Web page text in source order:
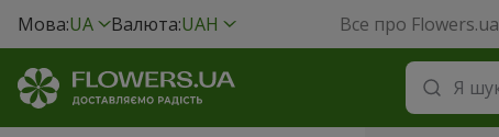
Мова:UA Валюта:UAH Все про Flowers.ua